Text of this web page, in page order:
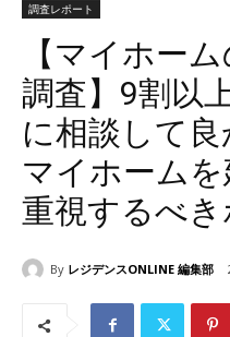
調査レポート
【マイホー
調査】9割以
に相談して良
マイホーム
重視するべ
By レジデンスONLINE 編集部